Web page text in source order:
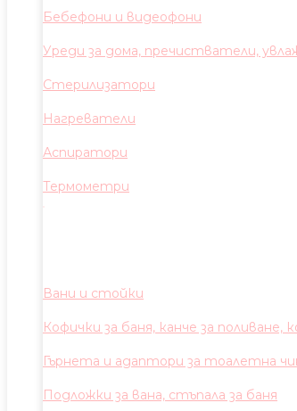
Бебефони и видеофони
Уреди за дома, пречистватели,
Стерилизатори
Нагреватели
Аспиратори
Термометри
Вани и стойки
Кофички за баня, канче за поливане,
Гърнета и адаптори за тоалетна
Подложки за вана, стъпала за баня